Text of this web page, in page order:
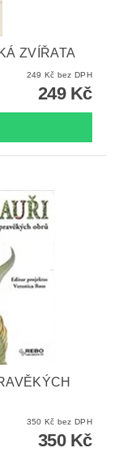
ZVÍŘATA
249 Kč bez DPH
249 Kč
350 Kč bez DPH
350 Kč